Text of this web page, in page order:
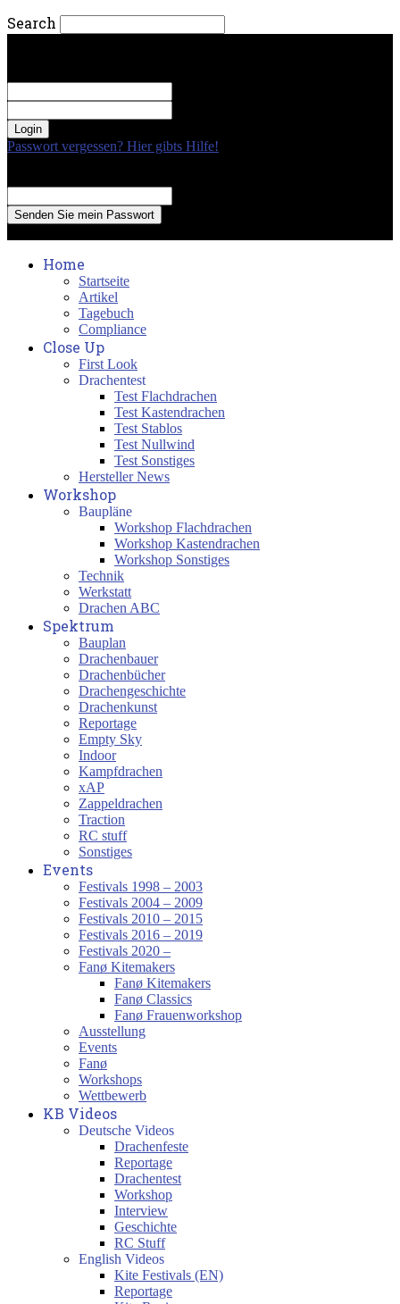
Search
Passwort vergessen? Hier gibts Hilfe!
Home
Startseite
Artikel
Tagebuch
Compliance
Close Up
First Look
Drachentest
Test Flachdrachen
Test Kastendrachen
Test Stablos
Test Nullwind
Test Sonstiges
Hersteller News
Workshop
Baupläne
Workshop Flachdrachen
Workshop Kastendrachen
Workshop Sonstiges
Technik
Werkstatt
Drachen ABC
Spektrum
Bauplan
Drachenbauer
Drachenbücher
Drachengeschichte
Drachenkunst
Reportage
Empty Sky
Indoor
Kampfdrachen
xAP
Zappeldrachen
Traction
RC stuff
Sonstiges
Events
Festivals 1998 – 2003
Festivals 2004 – 2009
Festivals 2010 – 2015
Festivals 2016 – 2019
Festivals 2020 –
Fanø Kitemakers
Fanø Kitemakers
Fanø Classics
Fanø Frauenworkshop
Ausstellung
Events
Fanø
Workshops
Wettbewerb
KB Videos
Deutsche Videos
Drachenfeste
Reportage
Drachentest
Workshop
Interview
Geschichte
RC Stuff
English Videos
Kite Festivals (EN)
Reportage